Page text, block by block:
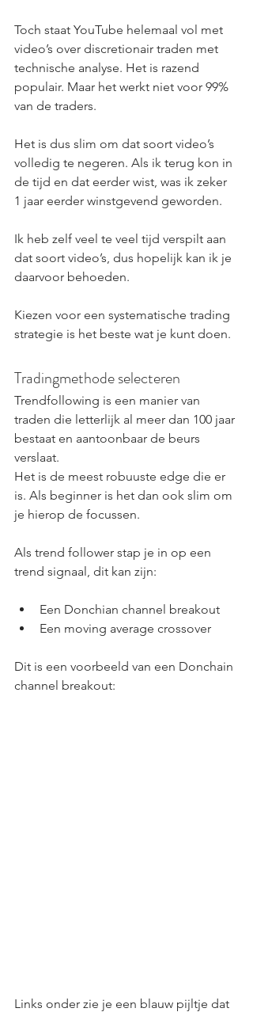
Toch staat YouTube helemaal vol met
video’s over discretionair traden met
technische analyse. Het is razend
populair. Maar het werkt niet voor 99%
van de traders.
Het is dus slim om dat soort video’s
volledig te negeren. Als ik terug kon in
de tijd en dat eerder wist, was ik zeker
1 jaar eerder winstgevend geworden.
Ik heb zelf veel te veel tijd verspilt aan
dat soort video’s, dus hopelijk kan ik je
daarvoor behoeden.
Kiezen voor een systematische trading
strategie is het beste wat je kunt doen.
Tradingmethode selecteren
Trendfollowing is een manier van
traden die letterlijk al meer dan 100 jaar
bestaat en aantoonbaar de beurs
verslaat.
Het is de meest robuuste edge die er
is. Als beginner is het dan ook slim om
je hierop de focussen.
Als trend follower stap je in op een
trend signaal, dit kan zijn:
Een Donchian channel breakout
Een moving average crossover
Dit is een voorbeeld van een Donchain
channel breakout:
Links onder zie je een blauw pijltje dat